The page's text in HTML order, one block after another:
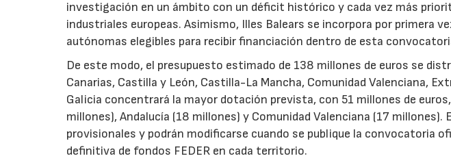
investigación en un ámbito con un déficit histórico y cada vez más
industriales europeas. Asimismo, Illes Balears se incorpora por primera
autónomas elegibles para recibir financiación dentro de esta
De este modo, el presupuesto estimado de 138 millones de euros se
Canarias, Castilla y León, Castilla-La Mancha, Comunidad Valenciana,
Galicia concentrará la mayor dotación prevista, con 51 millones de
millones), Andalucía (18 millones) y Comunidad Valenciana (17
provisionales y podrán modificarse cuando se publique la convocatoria
definitiva de fondos FEDER en cada territorio.